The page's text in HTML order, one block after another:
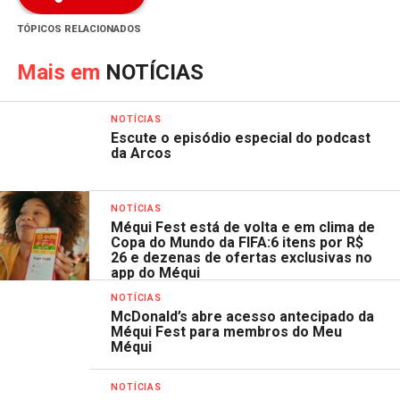
TÓPICOS RELACIONADOS
Mais em NOTÍCIAS
NOTÍCIAS
Escute o episódio especial do podcast
da Arcos
NOTÍCIAS
Méqui Fest está de volta e em clima de
Copa do Mundo da FIFA:6 itens por R$
26 e dezenas de ofertas exclusivas no
app do Méqui
NOTÍCIAS
McDonald’s abre acesso antecipado da
Méqui Fest para membros do Meu
Méqui
NOTÍCIAS